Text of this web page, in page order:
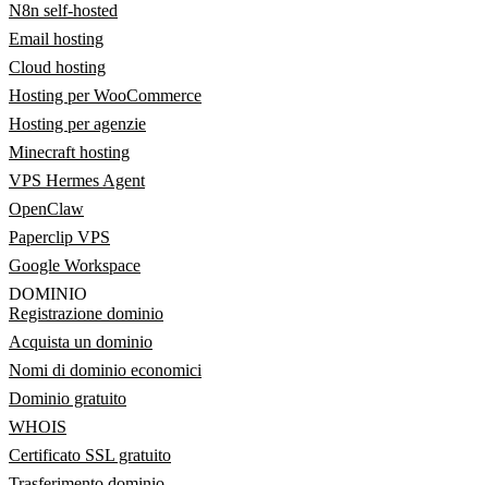
N8n self-hosted
Email hosting
Cloud hosting
Hosting per WooCommerce
Hosting per agenzie
Minecraft hosting
VPS Hermes Agent
OpenClaw
Paperclip VPS
Google Workspace
DOMINIO
Registrazione dominio
Acquista un dominio
Nomi di dominio economici
Dominio gratuito
WHOIS
Certificato SSL gratuito